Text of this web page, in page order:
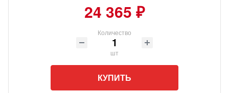
24 365 ₽
Количество
шт
КУПИТЬ